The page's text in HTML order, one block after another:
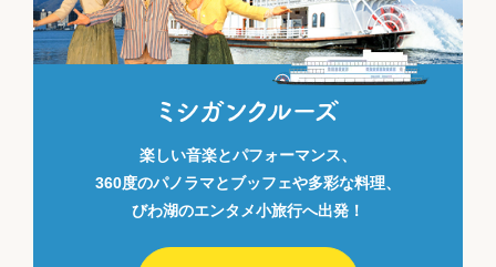
ミシガンクルーズ
楽しい音楽とパフォーマンス、
360度のパノラマとブッフェや多彩な料理、
びわ湖のエンタメ小旅行へ出発！